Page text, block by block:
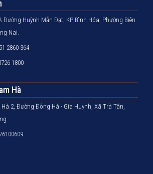
Đường Huỳnh Mẫn Đạt, KP Bình Hóa, Phường Biên
Nai.
2860 364
1800
Hà
Hà 2, Đường Đông Hà - Gia Huynh, Xã Trà Tân,